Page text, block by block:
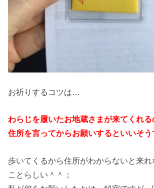
お祈りするコツは…
わらじを履いたお地蔵さまが来てくれ
住所を言ってからお願いするといいそう
歩いてくるから住所がわからないと来
ことらしい＾＾；